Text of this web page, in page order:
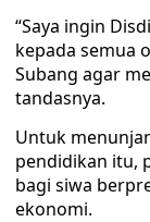
“Saya ingin
kepada semua
Subang agar
tandasnya.
Untuk
pendidikan itu,
bagi siwa
ekonomi.